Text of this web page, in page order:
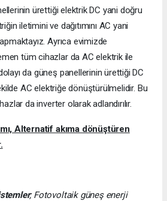
ürettiği elektrik DC yani doğru
iletimini ve dağıtımını AC yani
Ayrıca evimizde
tüm cihazlar da AC elektrik ile
da güneş panellerinin ürettiği DC
AC elektriğe dönüştürülmelidir. Bu
da inverter olarak adlandırılır.
Alternatif akıma dönüştüren
; Fotovoltaik güneş enerji